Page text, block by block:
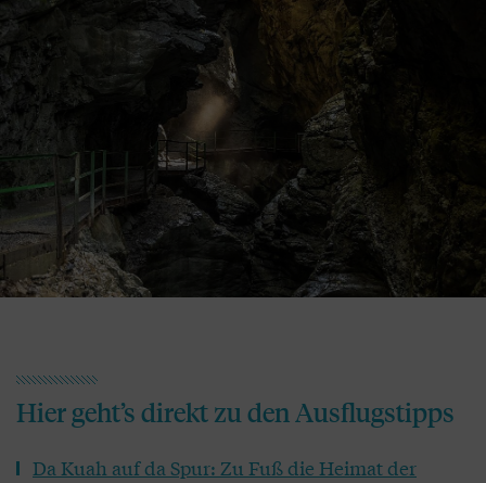
Hier geht’s direkt zu den Ausflugstipps
Da Kuah auf da Spur: Zu Fuß die Heimat der